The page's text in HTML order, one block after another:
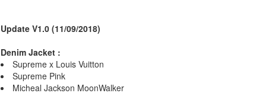
Update V1.0 (11/09/2018)
Denim Jacket :
Supreme x Louis Vuitton
Supreme Pink
Micheal Jackson MoonWalker